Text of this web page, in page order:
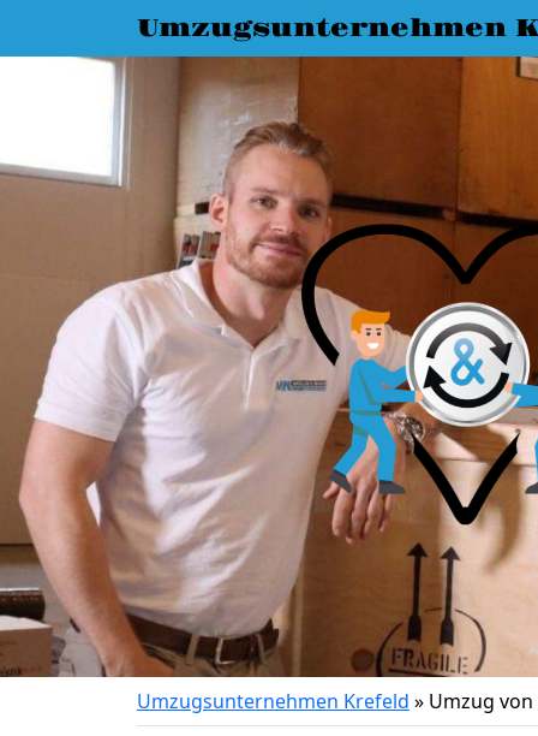
Umzugsunternehmen
Umzugsunternehmen Krefeld » Umzug von